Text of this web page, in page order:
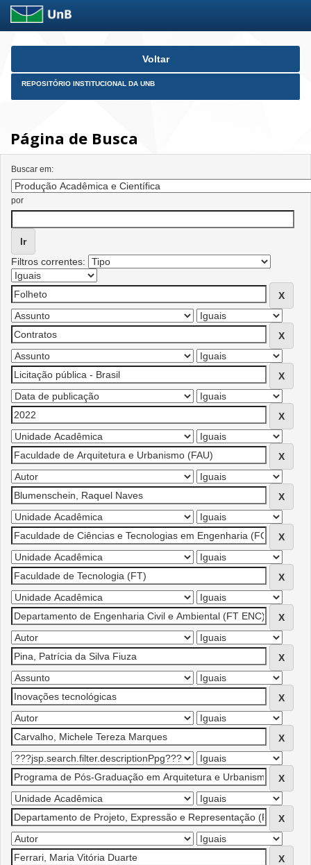
Skip
Voltar
REPOSITÓRIO INSTITUCIONAL DA UNB
Página de Busca
Buscar em:
por
Filtros correntes: